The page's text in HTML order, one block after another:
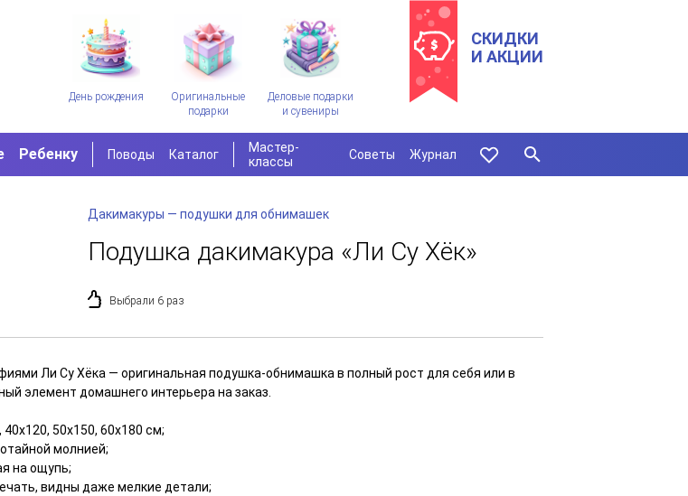
День рождения
Оригинальные
подарки
Деловые подарки
и сувениры
СКИДКИ
И АКЦИИ
Ребенку Поводы Каталог
Мастер-
классы
Советы Журнал
Дакимакуры — подушки для обнимашек
Подушка дакимакура «Ли Су Хёк»
Выбрали 6 раз
Ли Су Хёка — оригинальная подушка-обнимашка в полный рост для себя или в
элемент домашнего интерьера на заказ.
50x150, 60x180 см;
молнией;
на ощупь;
видны даже мелкие детали;